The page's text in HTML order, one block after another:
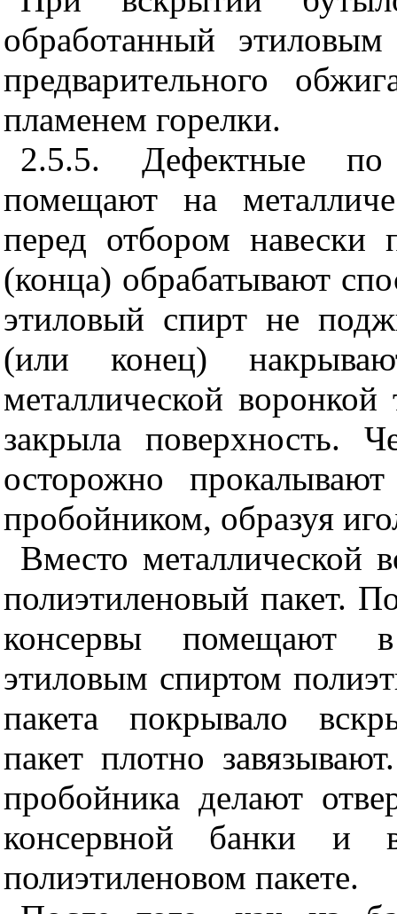
обработанный
предварительного
пламенем горелки.
2.5.5. Дефектные
помещают на
перед отбором навески
(конца) обрабатывают
этиловый спирт не
(или конец)
металлической
закрыла поверхность.
осторожно
пробойником, образуя
Вместо металлической
полиэтиленовый пакет.
консервы помещают в
этиловым спиртом
пакета покрывало
пакет плотно
пробойника делают
консервной банки
полиэтиленовом пакете.